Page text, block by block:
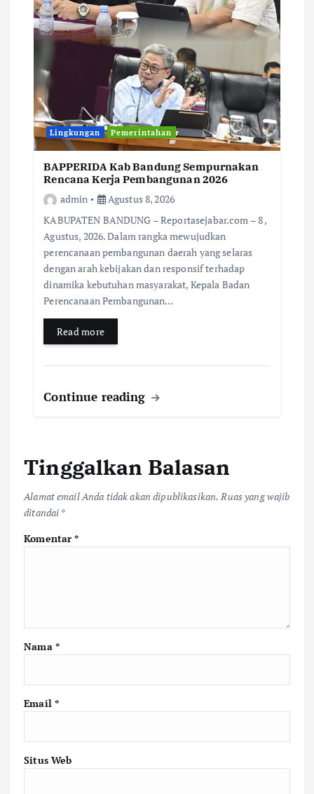
Lingkungan Pemerintahan
BAPPERIDA Kab Bandung Sempurnakan
Rencana Kerja Pembangunan 2026
admin
Agustus 8, 2026
KABUPATEN BANDUNG – Reportasejabar.com – 8 ,
Agustus, 2026. Dalam rangka mewujudkan
perencanaan pembangunan daerah yang selaras
dengan arah kebijakan dan responsif terhadap
dinamika kebutuhan masyarakat, Kepala Badan
Perencanaan Pembangunan…
Read more
Continue reading
Tinggalkan Balasan
Alamat email Anda tidak akan dipublikasikan. Ruas yang wajib
ditandai *
Komentar*
Nama *
Email *
Situs Web